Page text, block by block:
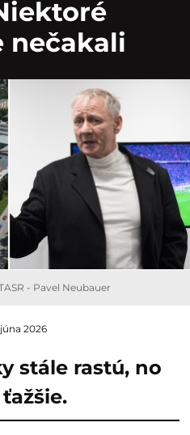
nečakali
- Pavel Neubauer
júna 2026
stále rastú, no